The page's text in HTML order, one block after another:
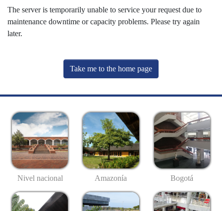
The server is temporarily unable to service your request due to
maintenance downtime or capacity problems. Please try again
later.
Take me to the home page
Nivel nacional Amazonía Bogotá